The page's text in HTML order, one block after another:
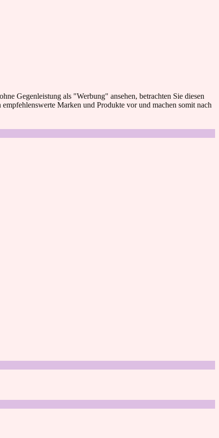
Gegenleistung als "Werbung" ansehen, betrachten Sie diesen
Marken und Produkte vor und machen somit nach